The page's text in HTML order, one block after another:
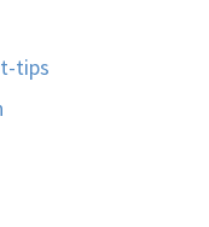
tips